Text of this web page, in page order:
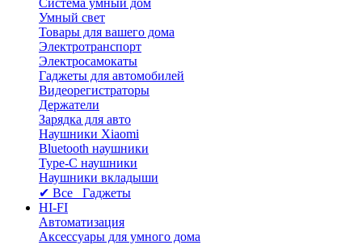
Система умный дом
Умный свет
Товары для вашего дома
Электротранспорт
Электросамокаты
Гаджеты для автомобилей
Видеорегистраторы
Держатели
Зарядка для авто
Наушники Xiaomi
Bluetooth наушники
Type-C наушники
Наушники вкладыши
✔ Все Гаджеты
HI-FI
Автоматизация
Аксессуары для умного дома